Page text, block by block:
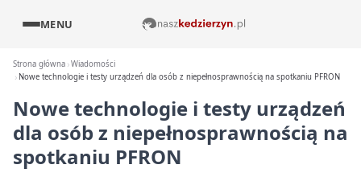
MENU
Strona główna Wiadomości
Nowe technologie i testy urządzeń dla osób z niepełnosprawnością na spotkaniu PFRON
Nowe technologie i testy urządzeń
dla osób z niepełnosprawnością na
spotkaniu PFRON